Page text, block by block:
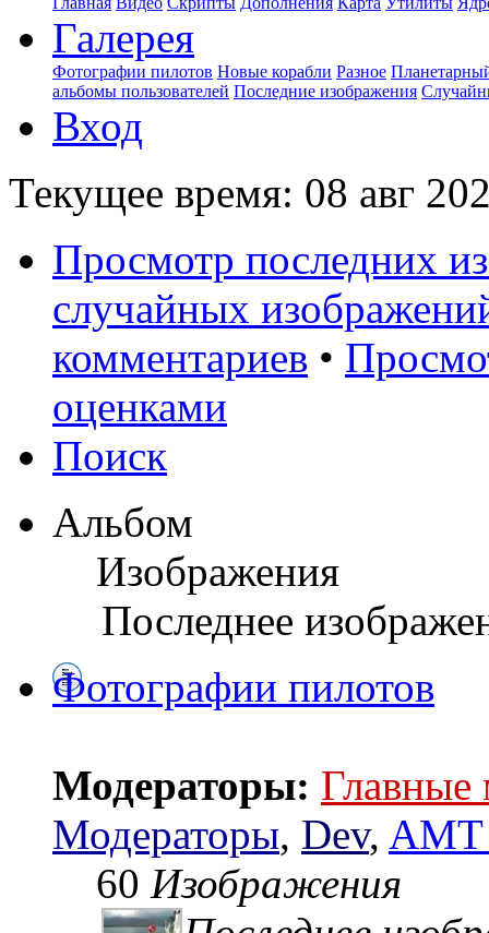
Галерея
Фотографии пилотов Новые корабли Разное
альбомы пользователей Последние изображения
Вход
Текущее время: 08 авг
Просмотр последних
случайных
комментариев •
оценками
Поиск
Альбом
Изображения
Последнее
Фотографии пилотов
Модераторы: Главные
Модераторы, Dev, AMT
60 Изображения